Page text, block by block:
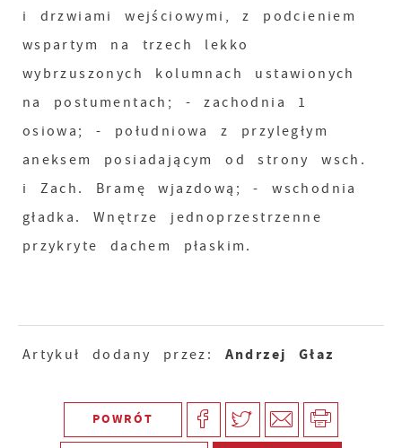
i drzwiami wejściowymi, z podcieniem
wspartym na trzech lekko
wybrzuszonych kolumnach ustawionych
na postumentach; - zachodnia 1
osiowa; - południowa z przyległym
aneksem posiadającym od strony wsch.
i Zach. Bramę wjazdową; - wschodnia
gładka. Wnętrze jednoprzestrzenne
przykryte dachem płaskim.
Artykuł dodany przez: Andrzej Głaz
POWRÓT